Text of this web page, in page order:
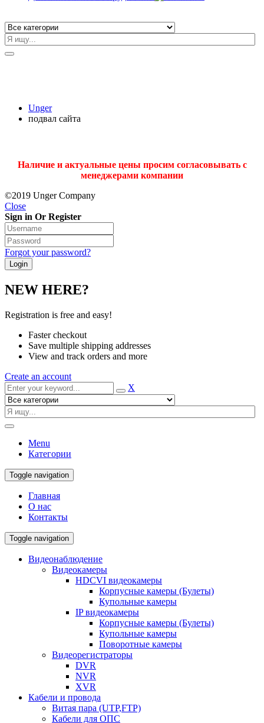
Unger
подвал сайта
Наличие и актуальные цены просим согласовывать с
менеджерами компании
©2019 Unger Company
Close
Sign in Or Register
Forgot your password?
NEW HERE?
Registration is free and easy!
Faster checkout
Save multiple shipping addresses
View and track orders and more
Create an account
X
Menu
Категории
Toggle navigation
Главная
О нас
Контакты
Toggle navigation
Видеонаблюдение
Видеокамеры
HDCVI видеокамеры
Корпусные камеры (Булеты)
Купольные камеры
IP видеокамеры
Корпусные камеры (Булеты)
Купольные камеры
Поворотные камеры
Видеорегистраторы
DVR
NVR
XVR
Кабели и провода
Витая пара (UTP,FTP)
Кабели для ОПС